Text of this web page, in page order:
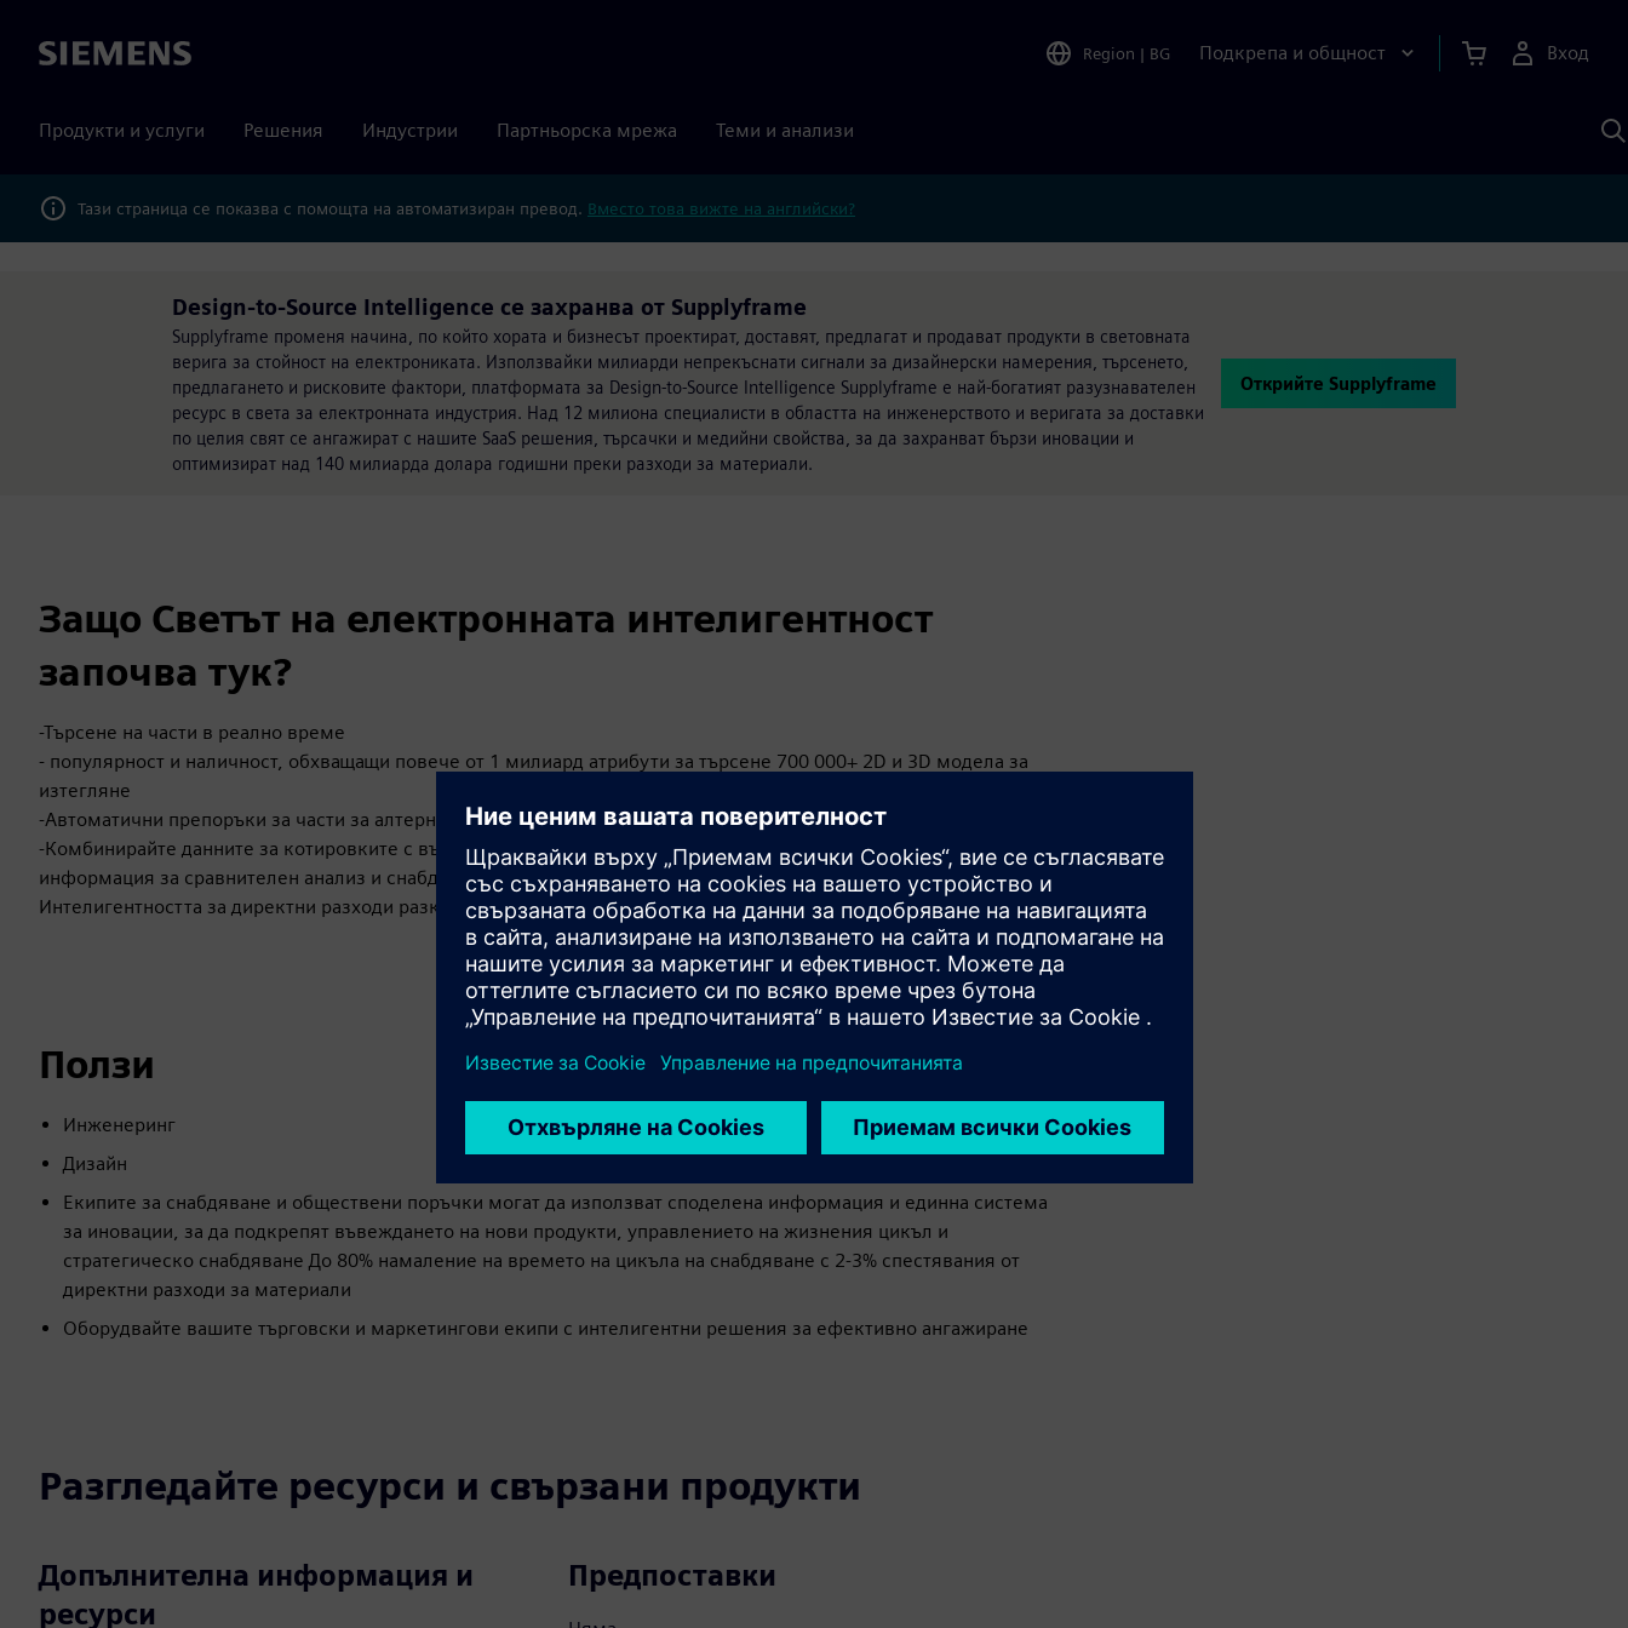
Siemens Region | BG Подкрепа и общност Вход
Продукти и услуги Решения Индустрии Партньорска мрежа Теми и анализи
с
Тази страница се показва с помощта на автоматизиран превод. Вместо това вижте на английски?
Design-to-Source Intelligence се захранва от Supplyframe
Supplyframe променя начина, по който хората и бизнесът проектират, доставят, предлагат и продават продукти в световната
верига за стойност на електрониката. Използвайки милиарди непрекъснати сигнали за дизайнерски намерения, търсенето,
предлагането и рисковите фактори, платформата за Design-to-Source Intelligence Supplyframe е най-богатият разузнавателен
ресурс в света за електронната индустрия. Над 12 милиона специалисти в областта на инженерството и веригата за доставки
по целия свят се ангажират с нашите SaaS решения, търсачки и медийни свойства, за да захранват бързи иновации и
оптимизират над 140 милиарда долара годишни преки разходи за материали.
Открийте Supplyframe
Защо Светът на електронната интелигентност
започва тук?
-Търсене на части в реално време
- популярност и наличност, обхващащи повече от 1 милиард атрибути за търсене 700 000+ 2D и 3D модела за
изтегляне
-Автоматични препоръки за части за алтернативни или съседни части
-Комбинирайте данните за котировките с външни пазарни данни; исторически котировки и друга подходяща
информация за сравнителен анализ и снабдяване
Интелигентността за директни разходи разкрива намаляване на риска
Ползи
Инженеринг
Дизайн
Екипите за снабдяване и обществени поръчки могат да използват споделена информация и единна система
за иновации, за да подкрепят въвеждането на нови продукти, управлението на жизнения цикъл и
стратегическо снабдяване До 80% намаление на времето на цикъла на снабдяване с 2-3% спестявания от
директни разходи за материали
Оборудвайте вашите търговски и маркетингови екипи с интелигентни решения за ефективно ангажиране
Разгледайте ресурси и свързани продукти
Допълнителна информация и
ресурси
Предпоставки